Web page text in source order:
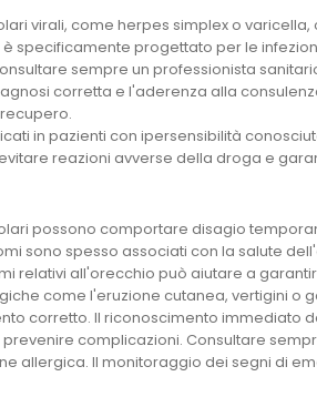
virali, come herpes simplex o
specificamente progettato per le
sempre un professionista
corretta e l'aderenza alla
in pazienti con ipersensibilità
reazioni avverse della droga e
possono comportare disagio
sono spesso associati con la salute
relativi all'orecchio può aiutare a
come l'eruzione cutanea, vertigini o
corretto. Il riconoscimento immediato
complicazioni. Consultare
allergica. Il monitoraggio dei segni di